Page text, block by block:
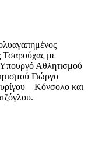
Τσαρούχας με
Αθλητισμού
Γιώργο
– Κόνσολο και